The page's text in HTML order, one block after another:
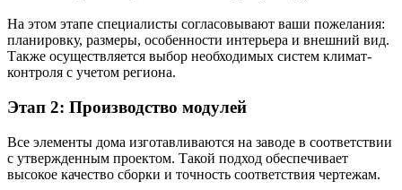
На этом этапе специалисты согласовывают ваши пожелания:
планировку, размеры, особенности интерьера и внешний вид.
Также осуществляется выбор необходимых систем климат-
контроля с учетом региона.
Этап 2: Производство модулей
Все элементы дома изготавливаются на заводе в соответствии
с утвержденным проектом. Такой подход обеспечивает
высокое качество сборки и точность соответствия чертежам.